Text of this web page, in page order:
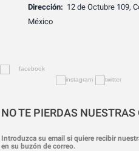
Dirección: 12 de Octubre 109,
México
NO TE PIERDAS
Introduzca su email si quiere recibir
en su buzón de correo.